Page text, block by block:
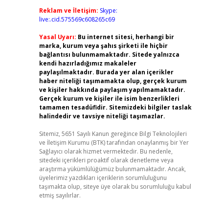
Reklam ve İletişim: Skype:
live:.cid.575569c608265c69
Yasal Uyarı: Bu internet sitesi, herhangi bir
marka, kurum veya şahıs şirketi ile hiçbir
bağlantısı bulunmamaktadır. Sitede yalnızca
kendi hazırladığımız makaleler
paylaşılmaktadır. Burada yer alan içerikler
haber niteliği taşımamakta olup, gerçek kurum
ve kişiler hakkında paylaşım yapılmamaktadır.
Gerçek kurum ve kişiler ile isim benzerlikleri
tamamen tesadüfidir. Sitemizdeki bilgiler taslak
halindedir ve tavsiye niteliği taşımazlar.
Sitemiz, 5651 Sayılı Kanun gereğince Bilgi Teknolojileri
ve İletişim Kurumu (BTK) tarafından onaylanmış bir Yer
Sağlayıcı olarak hizmet vermektedir. Bu nedenle,
sitedeki içerikleri proaktif olarak denetleme veya
araştırma yükümlülüğümüz bulunmamaktadır. Ancak,
üyelerimiz yazdıkları içeriklerin sorumluluğunu
taşımakta olup, siteye üye olarak bu sorumluluğu kabul
etmiş sayılırlar.